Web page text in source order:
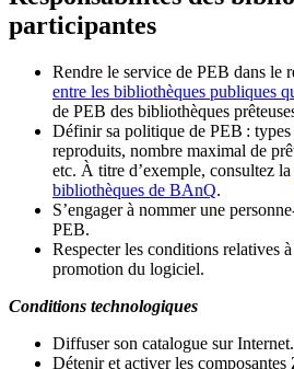
participantes
Rendre le service de PEB dans le
entre les bibliothèques publiques
de PEB des bibliothèques
Définir sa politique de PEB :
reproduits, nombre maximal de
etc. À titre d’exemple, consultez la
bibliothèques de BAnQ.
S’engager à nommer une
PEB.
Respecter les conditions relatives
promotion du logiciel.
Conditions technologiques
Diffuser son catalogue sur Internet.
Détenir et activer les